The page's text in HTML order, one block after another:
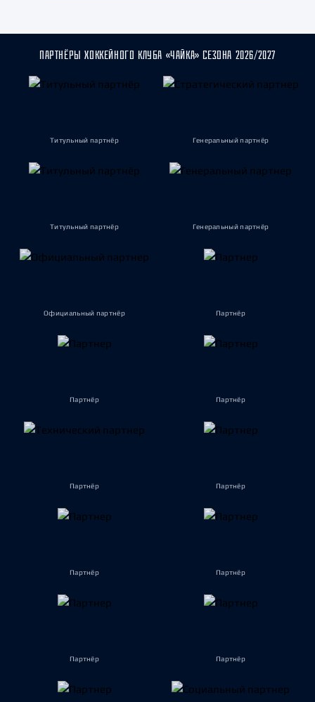
ПАРТНЁРЫ ХОККЕЙНОГО КЛУБА «ЧАЙКА» СЕЗОНА 2026/2027
Титульный партнёр Генеральный партнёр
Титульный партнёр Генеральный партнёр
Официальный партнёр Партнёр
Партнёр Партнёр
Партнёр Партнёр
Партнёр Партнёр
Партнёр Партнёр